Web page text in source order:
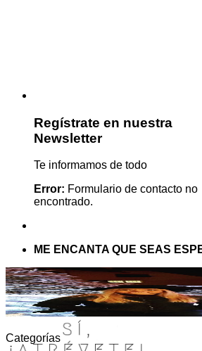
Regístrate en nuestra
Newsletter
Te informamos de todo
Error: Formulario de contacto no
encontrado.
ME ENCANTA QUE SEAS
Categorías